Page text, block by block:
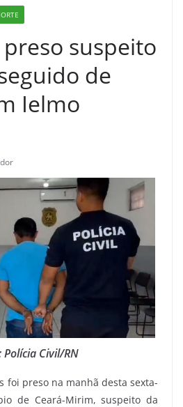
suspeito
de
Ielmo
Polícia Civil/RN
foi preso na manhã desta sexta-
de Ceará-Mirim, suspeito da